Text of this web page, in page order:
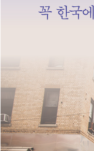
구직 면접, 많이 보는 게 능사
사회생활 이런 건가?
그래도 공부는 해야 한다
해외 취업을 위한 스펙 그 이
사회생활에서 배운 것들
꿈은 그대로 두세요
고등학생 때 이만큼 공부했
버티고 나니 값진 시간들